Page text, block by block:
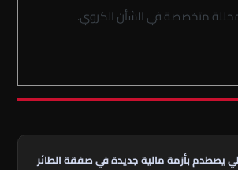
متخصصة في الشأن الكروي.
يصطدم بأزمة مالية جديدة في صفقة الطائر